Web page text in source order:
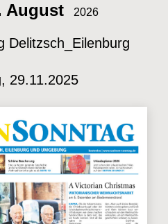
August 2026
Delitzsch_Eilenburg
29.11.2025